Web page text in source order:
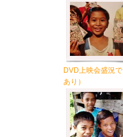
DVD上映会盛況
あり）